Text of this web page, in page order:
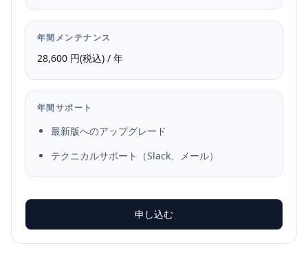
年間メンテナンス
28,600 円(税込) / 年
年間サポート
最新版へのアップグレード
テクニカルサポート（Slack、メール）
申し込む